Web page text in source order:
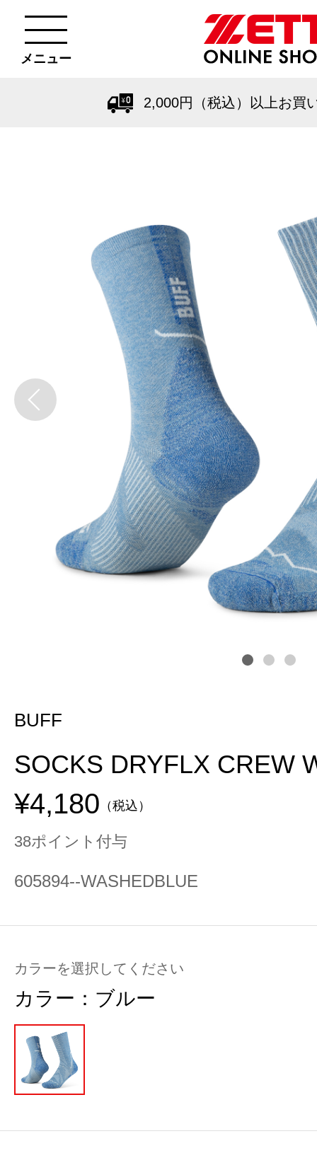
メニュー
2,000円（税込）以上お買
BUFF
SOCKS DRYFLX CREW
¥4,180 （税込）
38ポイント付与
605894--WASHEDBLUE
カラーを選択してください
カラー： ブルー